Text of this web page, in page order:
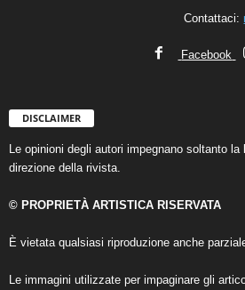
Contattaci:
Facebook
DISCLAIMER
Le opinioni degli autori impegnano soltanto
direzione della rivista.
© PROPRIETÀ ARTISTICA RISERVATA
È vietata qualsiasi riproduzione anche
Le immagini utilizzate per impaginare gli